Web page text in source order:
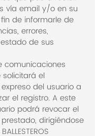
vía email y/o en su
de informarle de
errores,
de sus
comunicaciones
el
del usuario a
el registro. A este
podrá revocar el
dirigiéndose